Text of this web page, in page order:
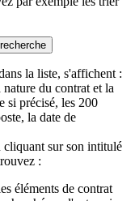
la liste, s'affichent :
du contrat et la
si précisé, les 200
la date de
cliquant sur son intitulé
:
éléments de contrat